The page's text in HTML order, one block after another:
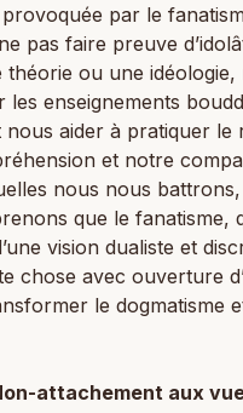
par le
pas faire preuve
ou une idéologie,
enseignements
aider à pratiquer
et notre
nous nous
que le fanatisme,
vision dualiste et
chose avec ouverture
le dogmatisme
attachement aux